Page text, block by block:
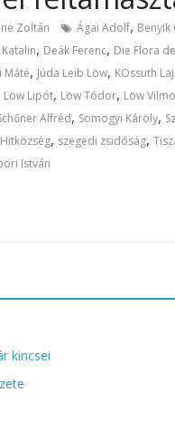
Zoltán Ágai Adolf, Benyik
, Deák Ferenc, Die Flora
Máté, Júda Leib Löw, KOssuth
Löw Lipót, Löw Tódor, Löw
Alfréd, Somogyi Károly,
, szegedi zsidóság,
István
kincsei